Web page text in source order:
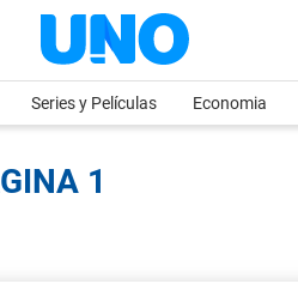
Series y Películas Economia
1